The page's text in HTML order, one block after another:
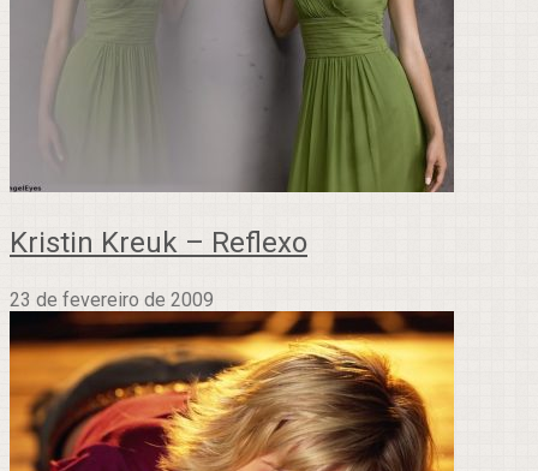
Kristin Kreuk – Reflexo
23 de fevereiro de 2009